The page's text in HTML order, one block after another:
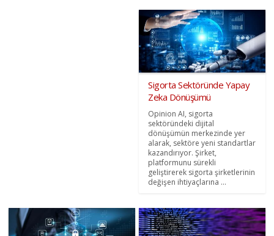
Sigorta Sektöründe Yapay
Zeka Dönüşümü
Opinion AI, sigorta
sektöründeki dijital
dönüşümün merkezinde yer
alarak, sektöre yeni standartlar
kazandırıyor. Şirket,
platformunu sürekli
geliştirerek sigorta şirketlerinin
değişen ihtiyaçlarına ...